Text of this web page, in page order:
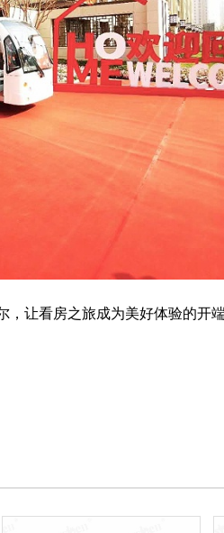
让看房之旅成为美好体验的开